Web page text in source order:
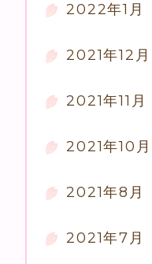
2022年1月
2021年12月
2021年11月
2021年10月
2021年8月
2021年7月